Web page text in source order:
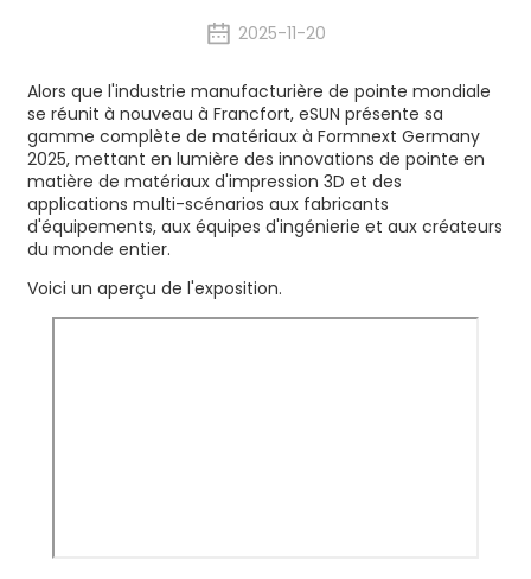
2025-11-20
Alors que l'industrie manufacturière de pointe mondiale
se réunit à nouveau à Francfort, eSUN présente sa
gamme complète de matériaux à Formnext Germany
2025, mettant en lumière des innovations de pointe en
matière de matériaux d'impression 3D et des
applications multi-scénarios aux fabricants
d'équipements, aux équipes d'ingénierie et aux créateurs
du monde entier.
Voici un aperçu de l'exposition.